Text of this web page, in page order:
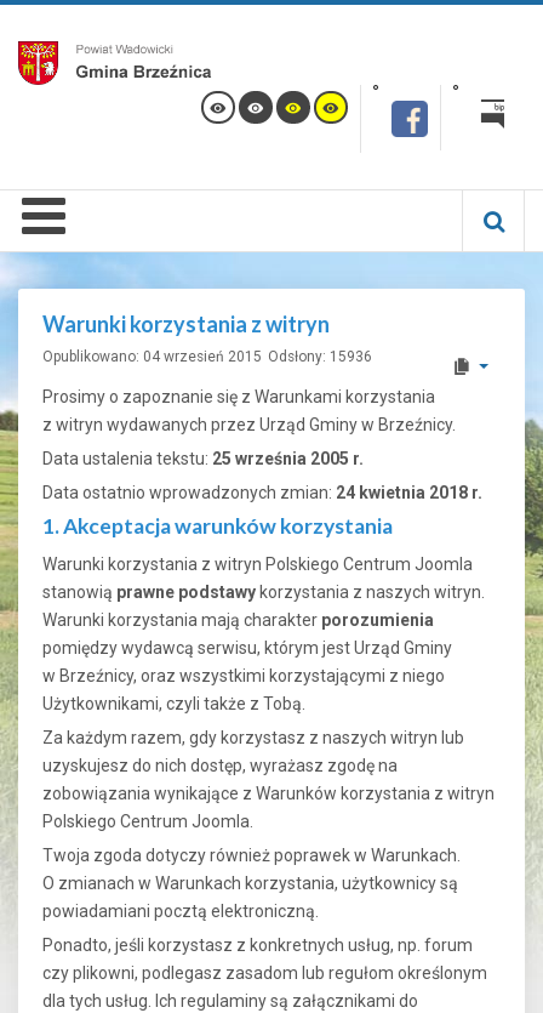
Warunki korzystania z witryn
Opublikowano: 04 wrzesień 2015 Odsłony: 15936
Prosimy o zapoznanie się z Warunkami korzystania
z witryn wydawanych przez Urząd Gminy w Brzeźnicy.
Data ustalenia tekstu: 25 września 2005 r.
Data ostatnio wprowadzonych zmian: 24 kwietnia 2018 r.
1. Akceptacja warunków korzystania
Warunki korzystania z witryn Polskiego Centrum Joomla
stanowią prawne podstawy korzystania z naszych witryn.
Warunki korzystania mają charakter porozumienia
pomiędzy wydawcą serwisu, którym jest Urząd Gminy
w Brzeźnicy, oraz wszystkimi korzystającymi z niego
Użytkownikami, czyli także z Tobą.
Za każdym razem, gdy korzystasz z naszych witryn lub
uzyskujesz do nich dostęp, wyrażasz zgodę na
zobowiązania wynikające z Warunków korzystania z witryn
Polskiego Centrum Joomla.
Twoja zgoda dotyczy również poprawek w Warunkach.
O zmianach w Warunkach korzystania, użytkownicy są
powiadamiani pocztą elektroniczną.
Ponadto, jeśli korzystasz z konkretnych usług, np. forum
czy plikowni, podlegasz zasadom lub regułom określonym
dla tych usług. Ich regulaminy są załącznikami do